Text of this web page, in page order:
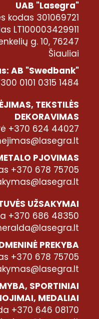
UAB "Lasegra"
kodas 301069721
LT100003429911
g. 10, 76247
Šiauliai
AB "Swedbank"
0101 0315 1484
TEKSTILĖS
DEKORAVIMAS
+370 624 44027
PJOVIMAS
+370 678 75705
UŽSAKYMAI
+370 686 48350
PREKYBA
+370 678 75705
SPORTINIAI
MEDALIAI
+370 646 08170